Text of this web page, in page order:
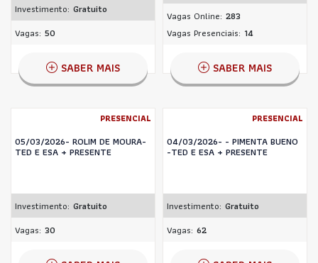
Investimento: Gratuito
Vagas: 50
SABER MAIS
Vagas Online: 283
Vagas Presenciais: 14
SABER MAIS
PRESENCIAL
05/03/2026- ROLIM DE MOURA-
TED E ESA + PRESENTE
Investimento: Gratuito
Vagas: 30
PRESENCIAL
04/03/2026- - PIMENTA BUENO
-TED E ESA + PRESENTE
Investimento: Gratuito
Vagas: 62